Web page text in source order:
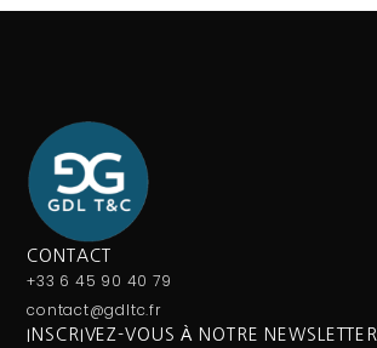
CONTACT
+33 6 45 90 40 79
contact@gdltc.fr
INSCRIVEZ-VOUS À NOTRE NEWSLETTER